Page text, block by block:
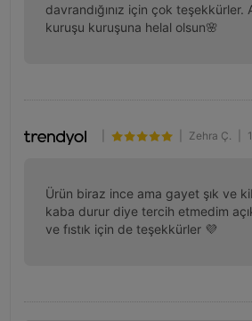
davrandığınız için çok teşekkürler.
kuruşu kuruşuna helal olsun🌸
Zehra Ç.
Ürün biraz ince ama gayet şık ve
kaba durur diye tercih etmedim
ve fıstık için de teşekkürler 💜